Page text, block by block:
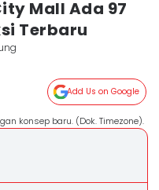
Mall Ada 97
Terbaru
Add Us on Google
konsep baru. (Dok. Timezone).